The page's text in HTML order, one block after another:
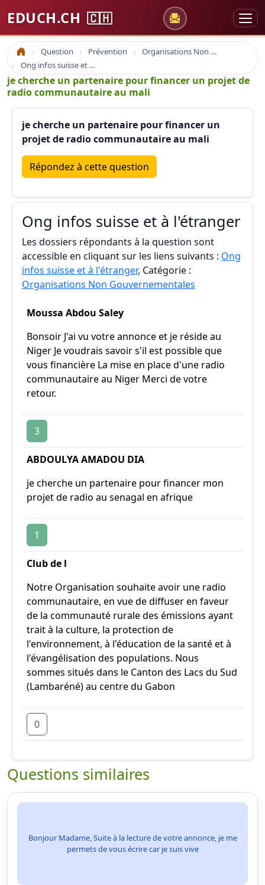
EDUCH.CH 🇨🇭
Accueil Question Prévention
Organisations Non Gouvernementales
Ong infos suisse et à l'étranger
je cherche un partenaire pour financer un projet de
radio communautaire au mali
je cherche un partenaire pour financer un
projet de radio communautaire au mali
Répondez à cette question
Ong infos suisse et à l'étranger
Les dossiers répondants à la question sont
accessible en cliquant sur les liens suivants : Ong
infos suisse et à l'étranger, Catégorie :
Organisations Non Gouvernementales
Moussa Abdou Saley
Bonsoir J'ai vu votre annonce et je réside au
Niger Je voudrais savoir s'il est possible que
vous financière La mise en place d'une radio
communautaire au Niger Merci de votre
retour.
3
ABDOULYA AMADOU DIA
je cherche un partenaire pour financer mon
projet de radio au senagal en afrique
1
Club de l
Notre Organisation souhaite avoir une radio
communautaire, en vue de diffuser en faveur
de la communauté rurale des émissions ayant
trait à la culture, la protection de
l'environnement, à l'éducation de la santé et à
l'évangélisation des populations. Nous
sommes situés dans le Canton des Lacs du Sud
(Lambaréné) au centre du Gabon
0
Questions similaires
Bonjour Madame, Suite à la lecture de votre annonce, je me
permets de vous écrire car je suis vive